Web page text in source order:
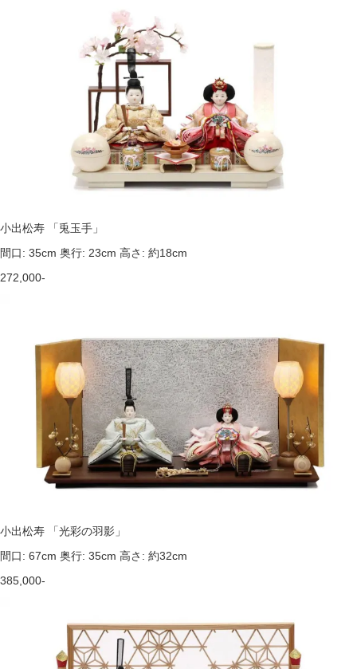
小出松寿 「兎玉手」
間口: 35cm 奥行: 23cm 高さ: 約18cm
272,000-
小出松寿 「光彩の羽影」
間口: 67cm 奥行: 35cm 高さ: 約32cm
385,000-